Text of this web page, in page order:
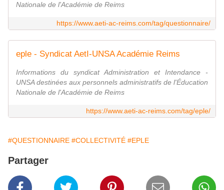
Nationale de l'Académie de Reims
https://www.aeti-ac-reims.com/tag/questionnaire/
eple - Syndicat AetI-UNSA Académie Reims
Informations du syndicat Administration et Intendance -
UNSA destinées aux personnels administratifs de l'Éducation
Nationale de l'Académie de Reims
https://www.aeti-ac-reims.com/tag/eple/
#QUESTIONNAIRE #COLLECTIVITÉ #EPLE
Partager